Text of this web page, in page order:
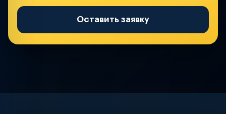
Оставить заявку